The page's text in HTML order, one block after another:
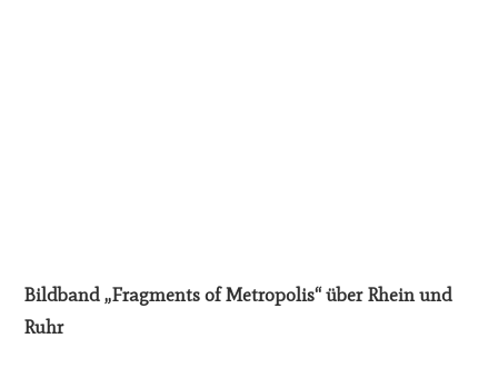
Bildband „Fragments of Metropolis“ über Rhein und
Ruhr